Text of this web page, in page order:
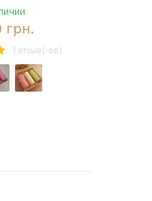
грн.
1 отзыв(-ов)